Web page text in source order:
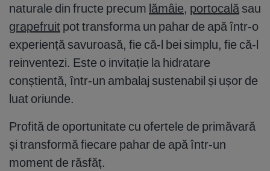
naturale din fructe precum lămâie, portocală sau
grapefruit pot transforma un pahar de apă într-o
experiență savuroasă, fie că-l bei simplu, fie că-l
reinventezi. Este o invitație la hidratare
conștientă, într-un ambalaj sustenabil și ușor de
luat oriunde.
Profită de oportunitate cu ofertele de primăvară
și transformă fiecare pahar de apă într-un
moment de răsfăț.